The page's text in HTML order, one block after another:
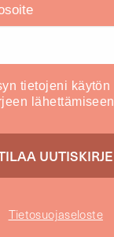
tietojeni käytön
lähettämiseen
Tietosuojaseloste